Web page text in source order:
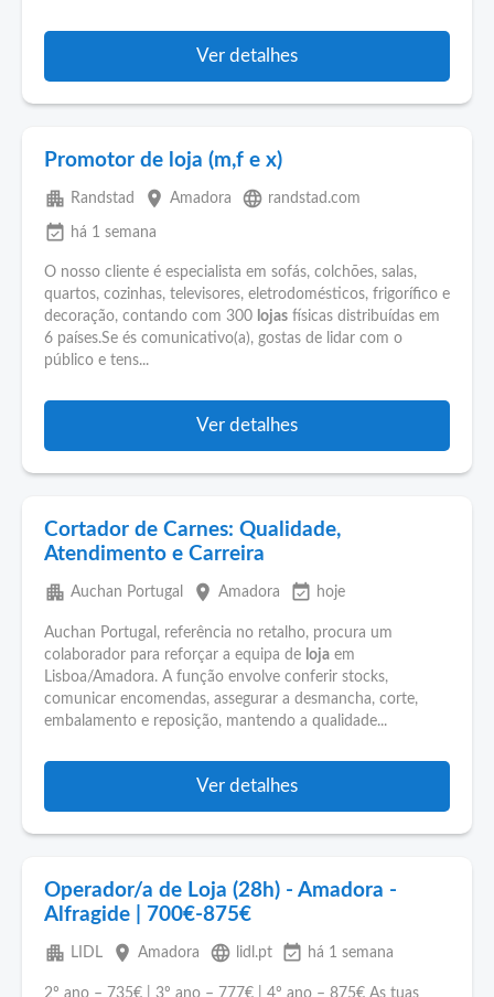
Ver detalhes
Promotor de loja (m,f e x)
apartment Randstad place Amadora language randstad.com
event_available há 1 semana
O nosso cliente é especialista em sofás, colchões, salas,
quartos, cozinhas, televisores, eletrodomésticos, frigorífico e
decoração, contando com 300 lojas físicas distribuídas em
6 países.Se és comunicativo(a), gostas de lidar com o
público e tens...
Ver detalhes
Cortador de Carnes: Qualidade,
Atendimento e Carreira
apartment Auchan Portugal place Amadora event_available hoje
Auchan Portugal, referência no retalho, procura um
colaborador para reforçar a equipa de loja em
Lisboa/Amadora. A função envolve conferir stocks,
comunicar encomendas, assegurar a desmancha, corte,
embalamento e reposição, mantendo a qualidade...
Ver detalhes
Operador/a de Loja (28h) - Amadora -
Alfragide | 700€-875€
apartment LIDL place Amadora language lidl.pt event_available há 1 semana
2º ano – 735€ | 3º ano – 777€ | 4º ano – 875€ As tuas